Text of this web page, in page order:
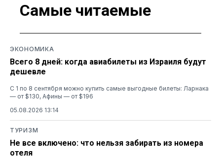
Самые читаемые
ЭКОНОМИКА
Всего 8 дней: когда авиабилеты из Израиля будут
дешевле
С 1 по 8 сентября можно купить самые выгодные билеты: Ларнака
— от $130, Афины — от $196
05.08.2026 13:14
ТУРИЗМ
Не все включено: что нельзя забирать из номера
отеля